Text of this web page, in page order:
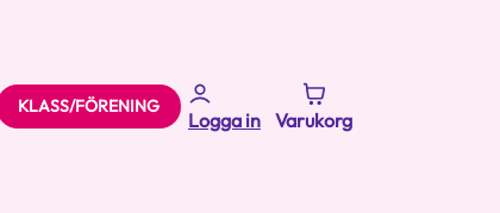
KLASS/FÖRENING
Logga in Varukorg